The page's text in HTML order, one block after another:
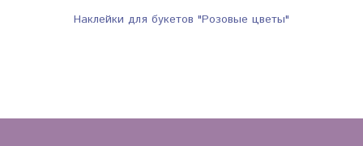
Наклейки для букетов "Розовые цветы"